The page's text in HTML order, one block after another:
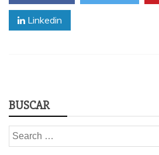
Linkedin
BUSCAR
Search
for: